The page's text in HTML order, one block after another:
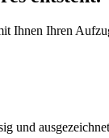
Ihnen Ihren
und